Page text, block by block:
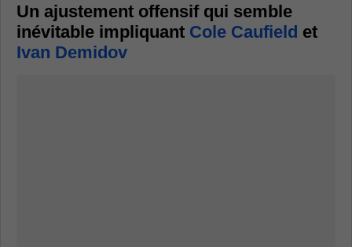
Un ajustement offensif qui semble
inévitable impliquant Cole Caufield et
Ivan Demidov